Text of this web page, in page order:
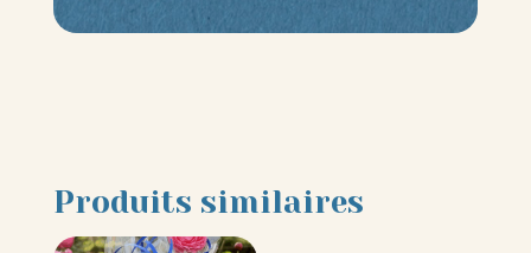
Produits similaires